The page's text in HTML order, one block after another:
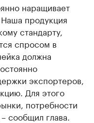
наращивает
продукция
стандарту,
спросом в
должна
экспортеров,
Для этого
потребности
сообщил глава.